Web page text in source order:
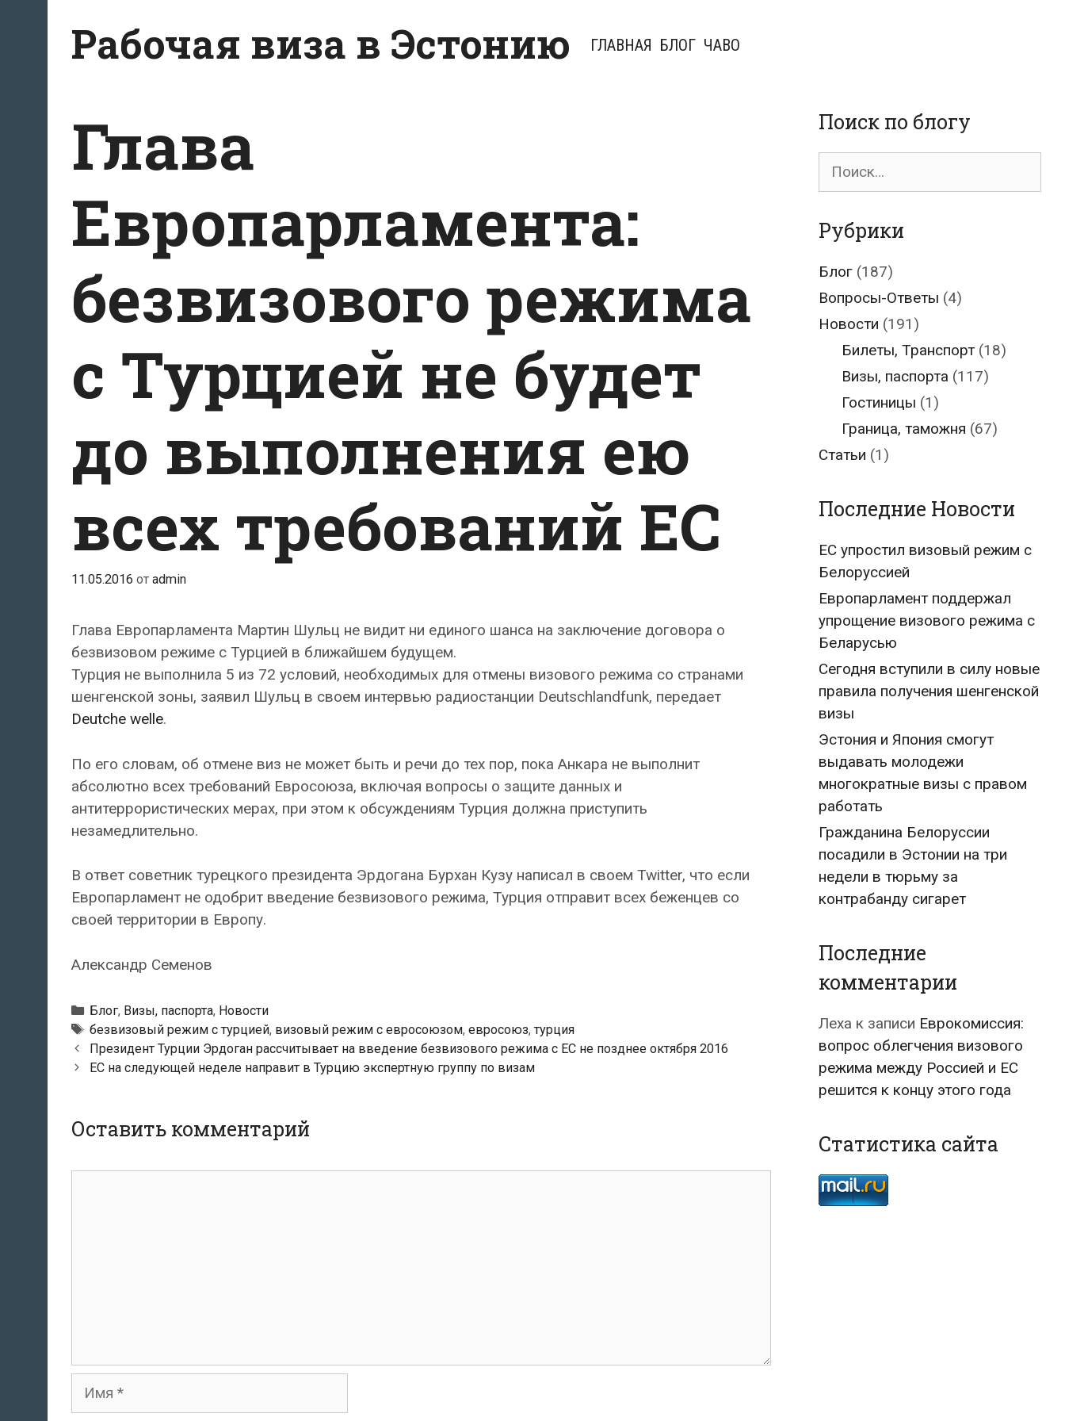
содержимому
Рабочая виза в Эстонию ГЛАВНАЯ БЛОГ ЧАВО
Глава
Европарламента:
безвизового режима
с Турцией не будет
до выполнения ею
всех требований ЕС
11.05.2016 от admin
Глава Европарламента Мартин Шульц не видит ни единого шанса на заключение договора о
безвизовом режиме с Турцией в ближайшем будущем.
Турция не выполнила 5 из 72 условий, необходимых для отмены визового режима со странами
шенгенской зоны, заявил Шульц в своем интервью радиостанции Deutschlandfunk, передает
Deutche welle.
По его словам, об отмене виз не может быть и речи до тех пор, пока Анкара не выполнит
абсолютно всех требований Евросоюза, включая вопросы о защите данных и
антитеррористических мерах, при этом к обсуждениям Турция должна приступить
незамедлительно.
В ответ советник турецкого президента Эрдогана Бурхан Кузу написал в своем Twitter, что если
Европарламент не одобрит введение безвизового режима, Турция отправит всех беженцев со
своей территории в Европу.
Александр Семенов
Рубрики
Блог, Визы, паспорта, Новости
Метки
безвизовый режим с турцией, визовый режим с евросоюзом, евросоюз,турция
Навигация
по
Президент Турции Эрдоган рассчитывает на введение безвизового режима с ЕС не позднее октября 2016
ЕС на следующей неделе направит в Турцию экспертную группу по визам
Оставить комментарий
Имя
Поиск по блогу
Поиск
Рубрики
Блог (187)
Вопросы-Ответы (4)
Новости (191)
Билеты, Транспорт(18)
Визы, паспорта (117)
Гостиницы (1)
Граница, таможня (67)
Статьи (1)
Последние Новости
ЕС упростил визовый режим с
Белоруссией
Европарламент поддержал
упрощение визового режима с
Беларусью
Сегодня вступили в силу новые
правила получения шенгенской
визы
Эстония и Япония смогут
выдавать молодежи
многократные визы с правом
работать
Гражданина Белоруссии
посадили в Эстонии на три
недели в тюрьму за
контрабанду сигарет
Последние
комментарии
Леха к записи Еврокомиссия:
вопрос облегчения визового
режима между Россией и ЕС
решится к концу этого года
Статистика сайта